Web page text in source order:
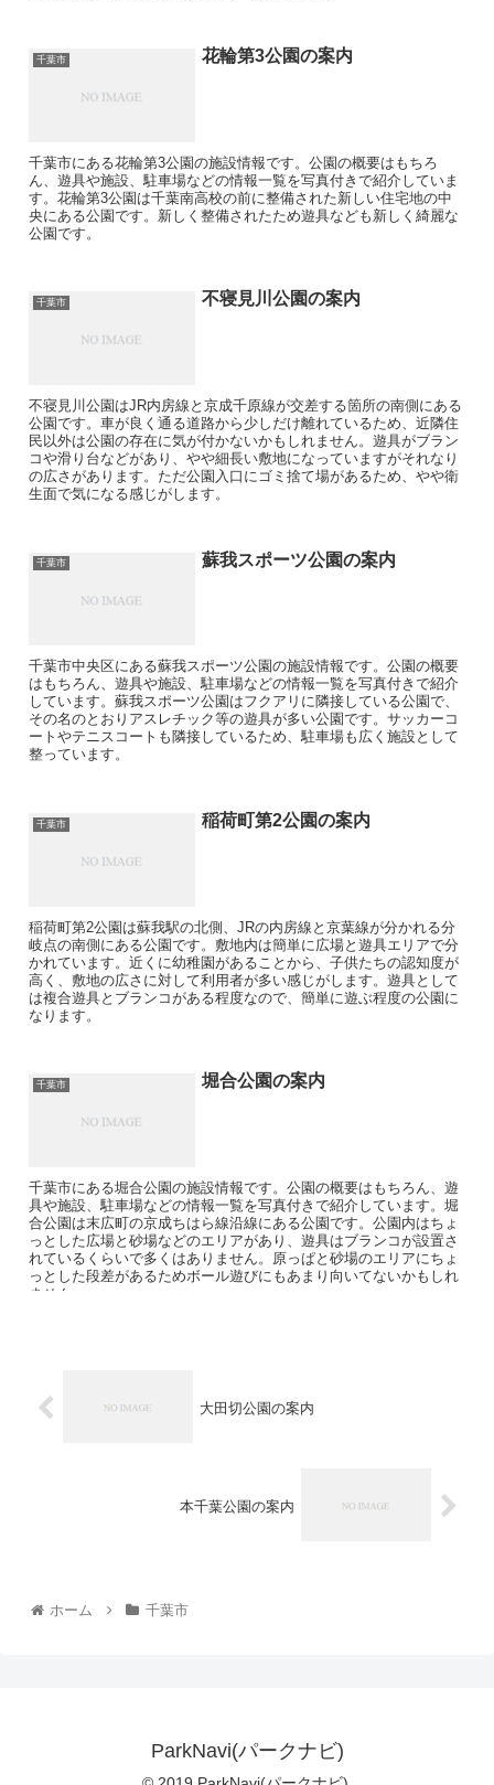
千葉市 花輪第3公園の案内
千葉市にある花輪第3公園の施設情報です。公園の概要はもちろ
ん、遊具や施設、駐車場などの情報一覧を写真付きで紹介していま
す。花輪第3公園は千葉南高校の前に整備された新しい住宅地の中
央にある公園です。新しく整備されたため遊具なども新しく綺麗な
公園です。
千葉市 不寝見川公園の案内
不寝見川公園はJR内房線と京成千原線が交差する箇所の南側にある
公園です。車が良く通る道路から少しだけ離れているため、近隣住
民以外は公園の存在に気が付かないかもしれません。遊具がブラン
コや滑り台などがあり、やや細長い敷地になっていますがそれなり
の広さがあります。ただ公園入口にゴミ捨て場があるため、やや衛
生面で気になる感じがします。
千葉市 蘇我スポーツ公園の案内
千葉市中央区にある蘇我スポーツ公園の施設情報です。公園の概要
はもちろん、遊具や施設、駐車場などの情報一覧を写真付きで紹介
しています。蘇我スポーツ公園はフクアリに隣接している公園で、
その名のとおりアスレチック等の遊具が多い公園です。サッカーコ
ートやテニスコートも隣接しているため、駐車場も広く施設として
整っています。
千葉市 稲荷町第2公園の案内
稲荷町第2公園は蘇我駅の北側、JRの内房線と京葉線が分かれる分
岐点の南側にある公園です。敷地内は簡単に広場と遊具エリアで分
かれています。近くに幼稚園があることから、子供たちの認知度が
高く、敷地の広さに対して利用者が多い感じがします。遊具として
は複合遊具とブランコがある程度なので、簡単に遊ぶ程度の公園に
なります。
千葉市 堀合公園の案内
千葉市にある堀合公園の施設情報です。公園の概要はもちろん、遊
具や施設、駐車場などの情報一覧を写真付きで紹介しています。堀
合公園は末広町の京成ちはら線沿線にある公園です。公園内はちょ
っとした広場と砂場などのエリアがあり、遊具はブランコが設置さ
れているくらいで多くはありません。原っぱと砂場のエリアにちょ
っとした段差があるためボール遊びにもあまり向いてないかもしれ
ません。
大田切公園の案内
本千葉公園の案内
ホーム 千葉市
ParkNavi(パークナビ)